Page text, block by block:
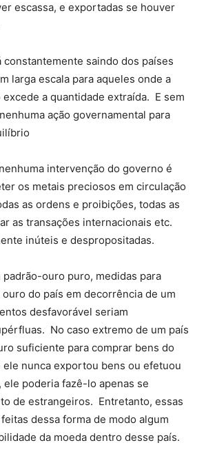
escassa, e exportadas se houver
constantemente saindo dos países
larga escala para aqueles onde a
a quantidade extraída. E sem
ação governamental para
intervenção do governo é
os metais preciosos em circulação
as ordens e proibições, todas as
as transações internacionais etc.
inúteis e despropositadas.
padrão-ouro puro, medidas para
do país em decorrência de um
desfavorável seriam
No caso extremo de um país
suficiente para comprar bens do
nunca exportou bens ou efetuou
poderia fazê-lo apenas se
de estrangeiros. Entretanto, essas
dessa forma de modo algum
da moeda dentro desse país.